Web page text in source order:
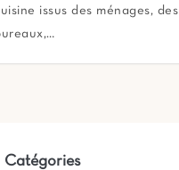
issus des ménages, des
Catégories